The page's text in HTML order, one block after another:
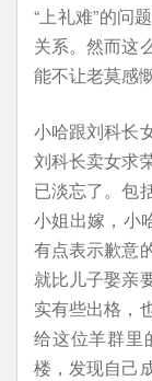
“上礼难”的问
关系。然而这
能不让老莫感
小哈跟刘科长
刘科长卖女求
已淡忘了。包
小姐出嫁，小
有点表示歉意
就比儿子娶亲
实有些出格，
给这位羊群里
楼，发现自己